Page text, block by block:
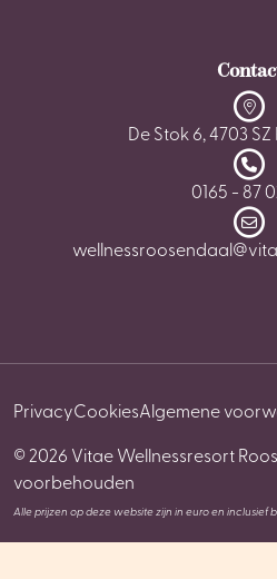
De Stok 6, 4703
0165 - 87
© 2026 Vitae Wellnessresort
voorbehouden
Alle prijzen op deze website zijn in euro en inclusief
PrivacyCookiesAlgemene